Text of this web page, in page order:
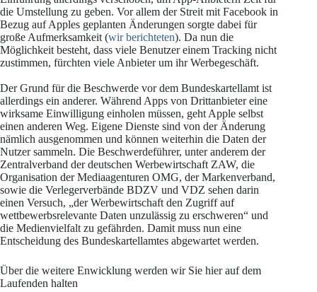
die Umstellung zu geben. Vor allem der Streit mit Facebook in
Bezug auf Apples geplanten Änderungen sorgte dabei für
große Aufmerksamkeit (wir berichteten). Da nun die
Möglichkeit besteht, dass viele Benutzer einem Tracking nicht
zustimmen, fürchten viele Anbieter um ihr Werbegeschäft.
Der Grund für die Beschwerde vor dem Bundeskartellamt ist
allerdings ein anderer. Während Apps von Drittanbieter eine
wirksame Einwilligung einholen müssen, geht Apple selbst
einen anderen Weg. Eigene Dienste sind von der Änderung
nämlich ausgenommen und können weiterhin die Daten der
Nutzer sammeln. Die Beschwerdeführer, unter anderem der
Zentralverband der deutschen Werbewirtschaft ZAW, die
Organisation der Mediaagenturen OMG, der Markenverband,
sowie die Verlegerverbände BDZV und VDZ sehen darin
einen Versuch, „der Werbewirtschaft den Zugriff auf
wettbewerbsrelevante Daten unzulässig zu erschweren“ und
die Medienvielfalt zu gefährden. Damit muss nun eine
Entscheidung des Bundeskartellamtes abgewartet werden.
Über die weitere Enwicklung werden wir Sie hier auf dem
Laufenden halten